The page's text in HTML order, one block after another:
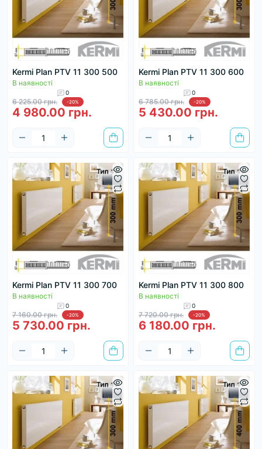
Kermi Plan PTV 11 300 500
В наявності
0
6 225.00 грн. -20%
4 980.00 грн.
Kermi Plan PTV 11 300 600
В наявності
0
6 785.00 грн. -20%
5 430.00 грн.
Kermi Plan PTV 11 300 700
В наявності
0
7 160.00 грн. -20%
5 730.00 грн.
Kermi Plan PTV 11 300 800
В наявності
0
7 720.00 грн. -20%
6 180.00 грн.